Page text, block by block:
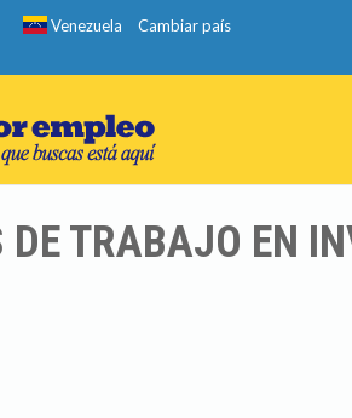
Venezuela Cambiar país
DE TRABAJO EN